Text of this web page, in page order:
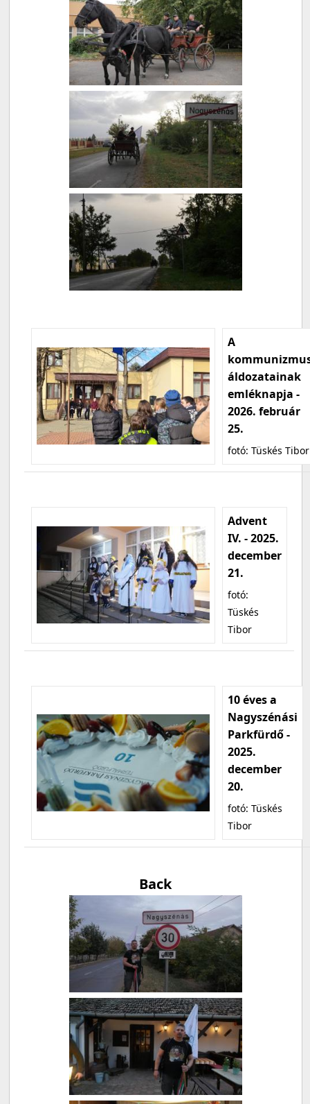
A
áldozatainak
emléknapja -
2026. február
25.
fotó: Tüskés Tibor
Advent
IV. - 2025.
december
21.
fotó:
Tüskés
Tibor
10 éves a
Nagyszénási
Parkfürdő -
2025.
december
20.
fotó: Tüskés
Tibor
Back